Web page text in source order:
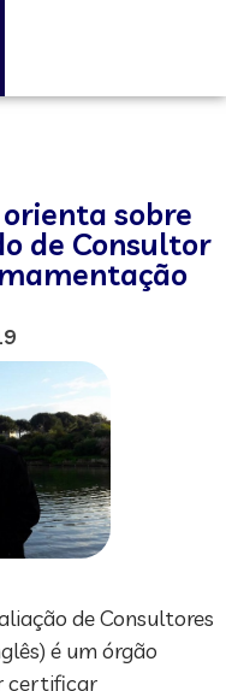
sobre
de Consultor
de Consultores
é um órgão
certificar